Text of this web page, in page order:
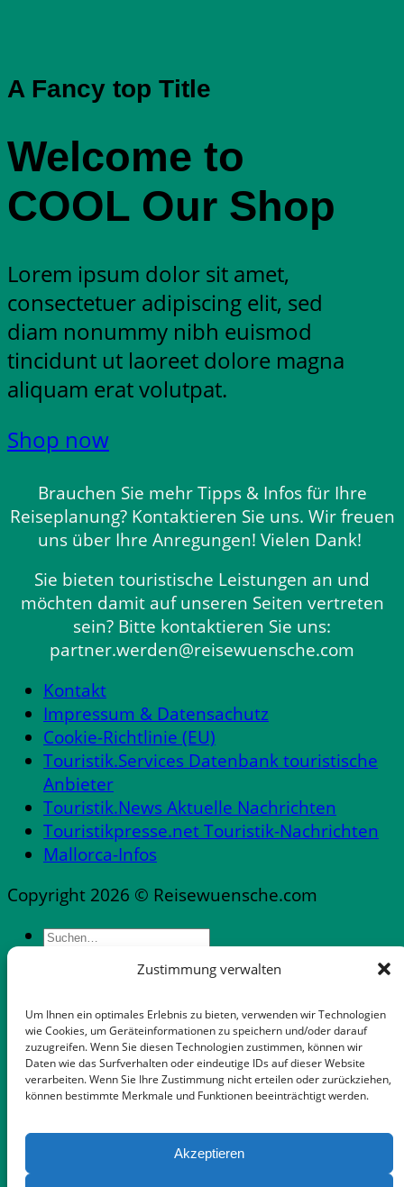
Zustimmung verwalten
Um Ihnen ein optimales Erlebnis zu bieten, verwenden wir Technologien
wie Cookies, um Geräteinformationen zu speichern und/oder darauf
zuzugreifen. Wenn Sie diesen Technologien zustimmen, können wir
Daten wie das Surfverhalten oder eindeutige IDs auf dieser Website
verarbeiten. Wenn Sie Ihre Zustimmung nicht erteilen oder zurückziehen,
können bestimmte Merkmale und Funktionen beeinträchtigt werden.
Akzeptieren
A Fancy top Title
Welcome to
COOL Our Shop
Lorem ipsum dolor sit amet,
consectetuer adipiscing elit, sed
diam nonummy nibh euismod
tincidunt ut laoreet dolore magna
aliquam erat volutpat.
Shop now
Brauchen Sie mehr Tipps & Infos für Ihre
Reiseplanung? Kontaktieren Sie uns. Wir freuen
uns über Ihre Anregungen! Vielen Dank!
Sie bieten touristische Leistungen an und
möchten damit auf unseren Seiten vertreten
sein? Bitte kontaktieren Sie uns:
partner.werden@reisewuensche.com
Kontakt
Impressum & Datensachutz
Cookie-Richtlinie (EU)
Touristik.Services Datenbank touristische
Anbieter
Touristik.News Aktuelle Nachrichten
Touristikpresse.net Touristik-Nachrichten
Mallorca-Infos
Copyright 2026 © Reisewuensche.com
Messen & Messestädte Deutschland
Abflüge Deutschland
Reiseveranstalter in Deutschland
Mietwagen mit flexibler Stornooption
Notfallnummern & Dienste
Apps für die Reise
Auswandern Mallorca